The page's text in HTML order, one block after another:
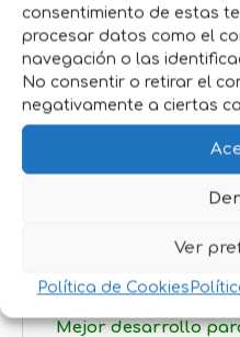
consentimiento de estas
procesar datos como el
navegación o las
No consentir o retirar el
negativamente a ciertas
Ver
Política de Cookies
pequeños se
Fácil de limpiar: Su
limpieza rápida y
ambiente higiénico
Sistema
diseñada para
desperdicio de
BENEFICIOS
VIDA MÁS
Mejor desarrollo